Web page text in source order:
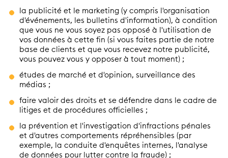
la publicité et le marketing (y compris l'organisation
d'événements, les bulletins d'information), à condition
que vous ne vous soyez pas opposé à l'utilisation de
vos données à cette fin (si vous faites partie de notre
base de clients et que vous recevez notre publicité,
vous pouvez vous y opposer à tout moment) ;
études de marché et d'opinion, surveillance des
médias ;
faire valoir des droits et se défendre dans le cadre de
litiges et de procédures officielles ;
la prévention et l'investigation d'infractions pénales
et d'autres comportements répréhensibles (par
exemple, la conduite d'enquêtes internes, l'analyse
de données pour lutter contre la fraude) ;